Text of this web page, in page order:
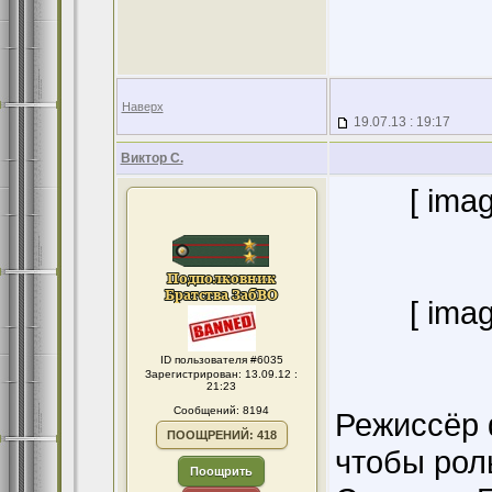
Наверх
19.07.13 : 19:17
Виктор С.
ID пользователя #6035
Зарегистрирован: 13.09.12 :
21:23
Сообщений: 8194
ПООЩРЕНИЙ: 418
Поощрить
[
[
Режиссёр
чтобы